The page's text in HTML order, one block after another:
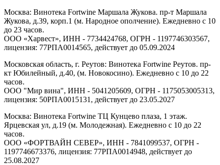
Москва: Винотека Fortwine Маршала Жукова. пр-т Маршала
Жукова, д.39, корп.1 (м. Народное ополчение). Ежедневно с 10
до 23 часов.
ООО «Харвест», ИНН - 7734424768, ОГРН - 1197746303567,
лицензия: 77РПА0014565, действует до 05.09.2024
Московская область, г. Реутов: Винотека Fortwine Реутов. пр-
кт Юбилейный, д.40, (м. Новокосино). Ежедневно с 10 до 22
часов.
ООО "Мир вина", ИНН - 5041205609, ОГРН - 1175053005313,
лицензия: 50РПА0015131, действует до 23.05.2027
Москва: Винотека Fortwine ТЦ Кунцево плаза, 1 этаж.
Ярцевская ул, д.19 (м. Молодежная). Ежедневно с 10 до 22
часов.
ООО «ФОРТВАЙН СЕВЕР», ИНН - 7841099537, ОГРН -
1197746673376, лицензия: 77РПА0014948, действует до
25.08.2027